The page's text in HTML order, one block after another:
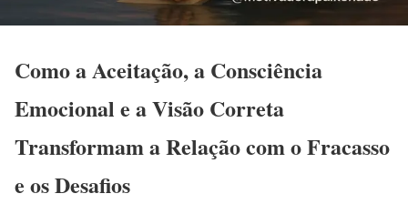
Como a Aceitação, a Consciência
Emocional e a Visão Correta
Transformam a Relação com o Fracasso
e os Desafios